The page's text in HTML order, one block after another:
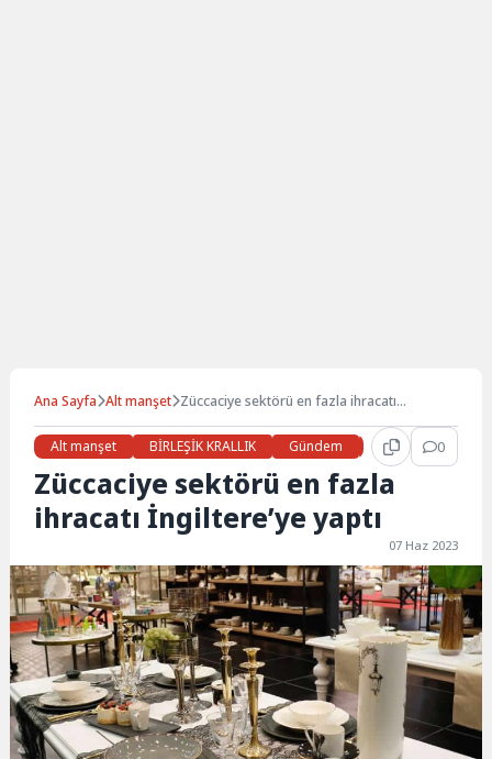
Ana Sayfa Alt manşet Züccaciye sektörü en fazla ihracatı
Alt manşet
BİRLEŞİK KRALLIK Gündem Haberler 0
Züccaciye sektörü en fazla
ihracatı İngiltere’ye yaptı
07 Haz 2023